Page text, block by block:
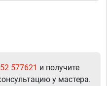
577621 и получите
у мастера.